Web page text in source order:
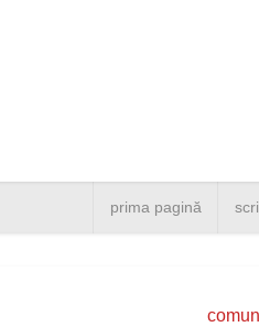
prima pagină